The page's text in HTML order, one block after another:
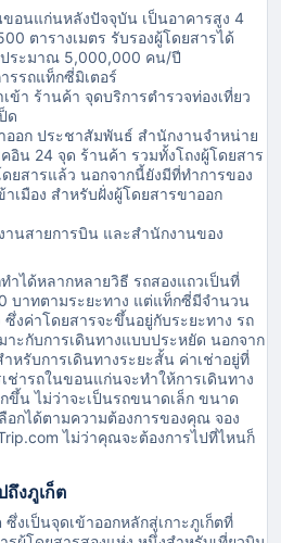
อนแก่นหลังปัจจุบัน เป็นอาคารสูง 4
ตารางเมตร รับรองผู้โดยสารได้
ระมาณ 5,000,000 คน/ปี
รรถแท็กซี่มิเตอร์
ข้า ร้านค้า จุดบริการตำรวจท่องเที่ยว
ด
ออก ประชาสัมพันธ์ สำนักงานจำหน่าย
อิน 24 จุด ร้านค้า รวมทั้งโถงผู้โดยสาร
ยสารแล้ว นอกจากนี้ยังมีที่ทำการของ
เมือง สำหรับฝั่งผู้โดยสารขาออก
านสายการบิน และสำนักงานของ
ำได้หลากหลายวิธี รถสองแถวเป็นที่
บาทตามระยะทาง แต่แท็กซี่มีจำนวน
งค่าโดยสารจะขึ้นอยู่กับระยะทาง รถ
าะกับการเดินทางแบบประหยัด นอกจาก
หรับการเดินทางระยะสั้น ค่าเช่าอยู่ที่
ารถในขอนแก่นจะทำให้การเดินทาง
น ไม่ว่าจะเป็นรถขนาดเล็ก ขนาด
อกได้ตามความต้องการของคุณ จอง
ไม่ว่าคุณจะต้องการไปที่ไหนก็
งภูเก็ต
งเป็นจุดเข้าออกหลักสู่เกาะภูเก็ตที่